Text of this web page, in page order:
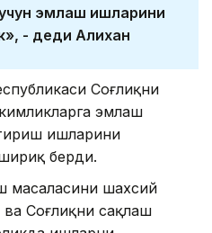
учун эмлаш ишларини
- деди Алихан
Соғлиқни
эмлаш
ишларини
берди.
масаласини шахсий
Соғлиқни сақлаш